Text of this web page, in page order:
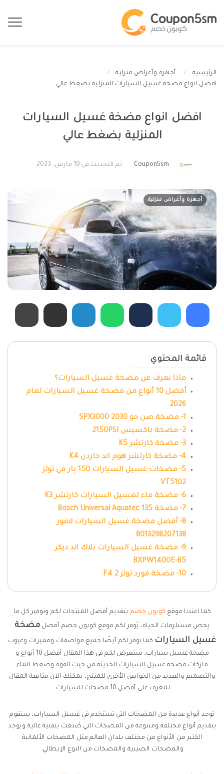
الرئيسية
أجهزة وأغراض منزلية
افضل انواع مضخة غسيل السيارات المنزلية بضغط عالي
افضل انواع مضخة غسيل السيارات
المنزلية بضغط عالي
Coupon5sm تم التحديث في 19 مارس، 2023
أجهزة وأغراض منزلية
قائمة المحتوي
ماذا نعرف عن مضخة غسيل السيارات؟
أفضل 10 أنواع من مضخة غسيل السيارات لعام
2026
1- مضخة صن جو SPX3000 2030
2- مضخة باكسيس 2150PSI
3- مضخة كارتشر K5
4- مضخة كارتشر هوم اند جاردن K4
5- مضخات غسيل السيارات 150 بار في تولز
VT5102
6- مضخة ماء لغسيل السيارات كارتشر K3
7- مضخة Bosch Universal Aquatec 135
8- أفضل مضخة غسيل السيارات لافور
8013298207138
9- مضخة غسيل السيارات بلاك اند ديكر
BXPW1400E-B5
10- مضخة فورد تولز F4.2
كما اعتدنا موقع كوبون خصم بتقديم أفضل المنتجات لكم وتوفير كل ما
يخص مستلزمات الحياة، يُوفر لكم موقع كوبون خصم أفضل مضخة
غسيل السيارات كما نوفر لكم أيضًا جميع مواصفات ومميزات وعيوب
مضخة غسيل سيارات، سنعرض لكم في هذا المقال أفضل 10 أنواع و
ماركات مضخة غسيل السيارات الحديثة من حيث القوة وضغط الماء
والتصميم والعديد من الخواص الأخرى للمنتج، يمكنك الان متابعة المقال
للتعرف على أفضل 10 مضخات للسيارات.
توجد أنواع عديدة من المضخات التي تستخدم في غسيل السيارات، سنقوم
بتقديم أنواع مختلفة ومتنوعة من المضخات التي صُنعت بتقنية عالية ويوجد
الكثير من الأنواع من مختلف بلدان العالم مثل المضخات الألمانية
والمضخات الصينية والمضخات من النوع الإيطالي.